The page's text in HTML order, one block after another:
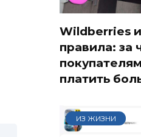
Wildberries
правила: за
платить
ИЗ ЖИЗНИ